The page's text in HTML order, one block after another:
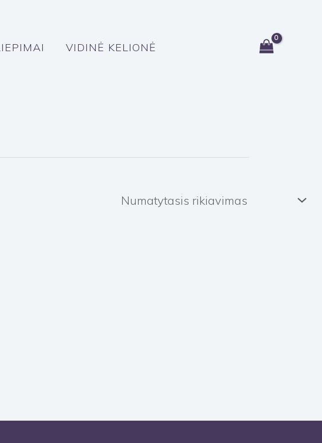
VIDINĖ KELIONĖ